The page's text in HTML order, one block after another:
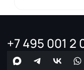
+7 495 001 2